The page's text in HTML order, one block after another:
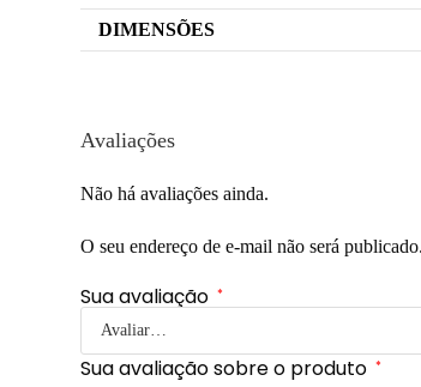
DIMENSÕES
Avaliações
Não há avaliações ainda.
O seu endereço de e-mail não será publicado.
Sua avaliação *
Sua avaliação sobre o produto *